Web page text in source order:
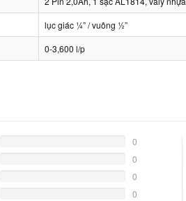
lục giác ¼” / vuông ½”
0-3,600 l/p
Complete
0
Complete
0
Complete
0
0